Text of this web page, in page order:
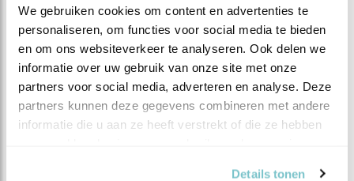
We gebruiken cookies om content en advertenties te
personaliseren, om functies voor social media te bieden
en om ons websiteverkeer te analyseren. Ook delen we
informatie over uw gebruik van onze site met onze
partners voor social media, adverteren en analyse. Deze
partners kunnen deze gegevens combineren met andere
informatie die u aan ze heeft verstrekt of die ze hebben
Details tonen
natuurlijk. Maar hoe groot (of klein) zijn
ze eigenlijk?
Weet u of de genoteerde data in OZ
nog ergens gebruikt worden -
wetenschappelijk onderzoek ofzo- ?
Hallo, ik vroeg mij af waarom er een